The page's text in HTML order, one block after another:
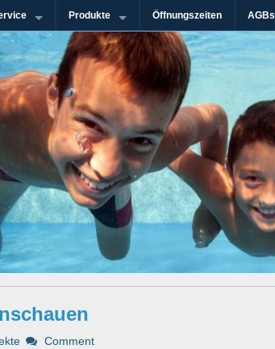
Produkte Öffnungszeiten AGBs
GmbH
Comment